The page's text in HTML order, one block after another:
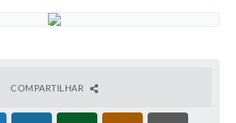
COMPARTILHAR